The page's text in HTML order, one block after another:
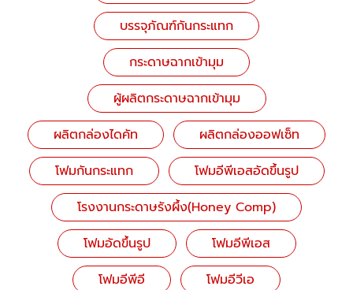
บรรจุภัณฑ์กันกระแทก
กระดาษฉากเข้ามุม
ผู้ผลิตกระดาษฉากเข้ามุม
ผลิตกล่องไดคัท
ผลิตกล่องออฟเซ็ท
โฟมกันกระแทก
โฟมอีพีเอสอัดขึ้นรูป
โรงงานกระดาษรังผึ้ง(Honey Comp)
โฟมอัดขึ้นรูป
โฟมอีพีเอส
โฟมอีพีอี
โฟมอีวีเอ